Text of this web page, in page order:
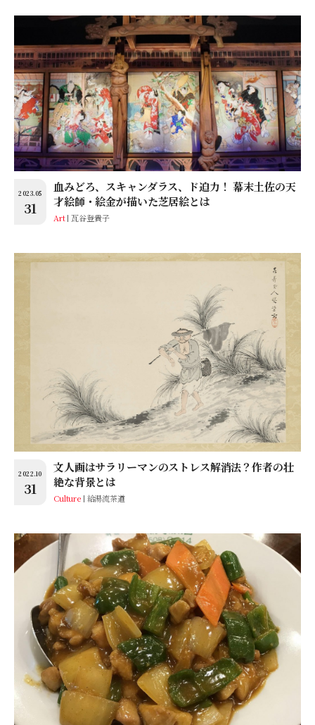
2023.05
31
血みどろ、スキャンダラス、ド迫力！ 幕末土佐の天
才絵師・絵金が描いた芝居絵とは
Art 瓦谷登貴子
2022.10
31
文人画はサラリーマンのストレス解消法？作者の壮
絶な背景とは
Culture 給湯流茶道